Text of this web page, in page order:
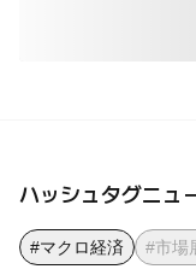
ハッシュタグニュ
#マクロ経済 #市場